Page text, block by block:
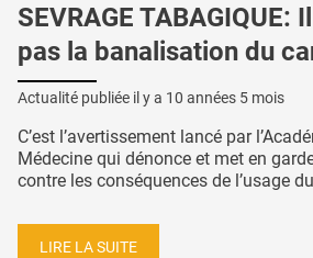
SEVRAGE TABAGIQUE:
pas la banalisation du
Actualité publiée il y a 10 années 5 mois
C’est l’avertissement lancé par
Médecine qui dénonce et met en
contre les conséquences de l’usage
LIRE LA SUITE